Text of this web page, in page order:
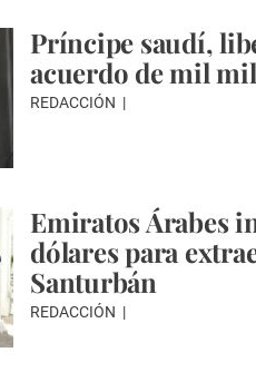
Príncipe saudí,
acuerdo de mil
REDACCIÓN
Emiratos Árabes
dólares para
Santurbán
REDACCIÓN